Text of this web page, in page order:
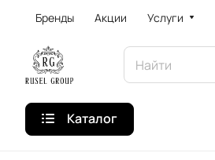
Бренды Акции Услуги
Каталог